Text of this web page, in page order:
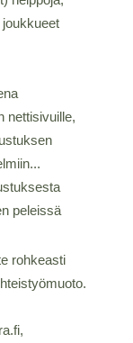
nettisivuille,
peleissä
rohkeasti